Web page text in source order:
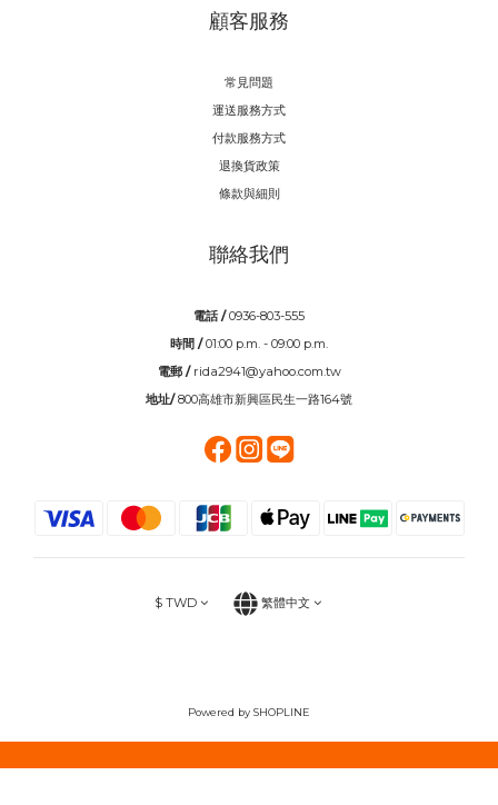
顧客服務
常見問題
運送服務方式
付款服務方式
退換貨政策
條款與細則
聯絡我們
電話 /0936-803-555
時間 /01:00 p.m. - 09:00 p.m.
電郵 / rida2941@yahoo.com.tw
地址/800高雄市新興區民生一路164號
$ TWD 繁體中文
Powered by SHOPLINE